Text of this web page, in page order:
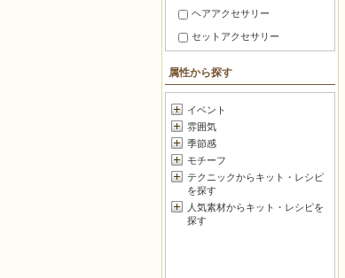
ヘアアクセサリー
セットアクセサリー
スマホ・携帯 アクセサリー
メガネ・マスク小物
暮らしの小道具
チャーム
お守り・香り
マスコット
フラワー
属性から探す
イベント
雰囲気
季節感
モチーフ
テクニックからキット・レシピ
を探す
人気素材からキット・レシピを
探す